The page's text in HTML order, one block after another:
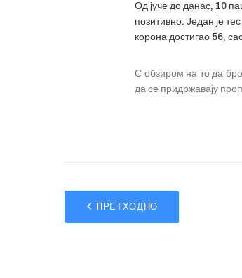
Од јуче до данас, 10
позитивно. Један је
корона достигао 56,
С обзиром на то да
да се придржавају
ПРЕТХОДНО